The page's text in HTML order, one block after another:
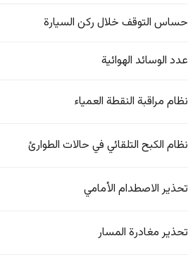
حساس التوقف خلال ركن السيارة
عدد الوسائد الهوائية
نظام مراقبة النقطة العمياء
نظام الكبح التلقائي في حالات الطوارئ
تحذير الاصطدام الأمامي
تحذير مغادرة المسار